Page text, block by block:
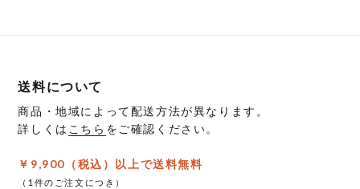
送料について
商品・地域によって配送方法が異なります。
詳しくは こちら をご確認ください。
￥9,900（税込）以上で送料無料
（1件のご注文につき）